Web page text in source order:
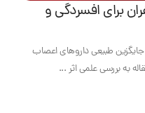
برای افسردگی و
جایگزین طبیعی داروهای اعصاب
به بررسی علمی اثر ...